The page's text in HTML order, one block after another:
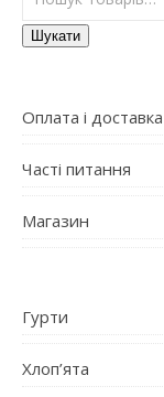
Шукати
Оплата і доставка
Часті питання
Магазин
Гурти
Хлоп’ята